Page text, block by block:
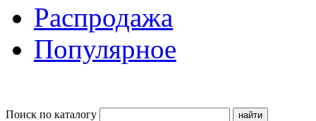
Распродажа
Популярное
Поиск по каталогу